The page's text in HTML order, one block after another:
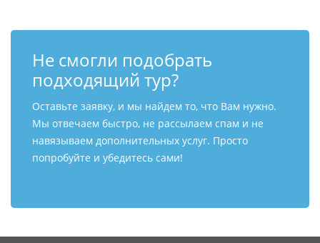
Не смогли подобрать
подходящий тур?
Оставьте заявку, и мы найдем то, что Вам нужно.
Мы отвечаем быстро, не рассылаем спам и не
навязываем дополнительных услуг. Просто
попробуйте и убедитесь сами!